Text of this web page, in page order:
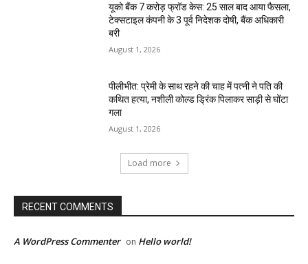
यूको बैंक 7 करोड़ फ्रॉड केस: 25 साल बाद आया फैसला,
टेक्सटाइल कंपनी के 3 पूर्व निदेशक दोषी, बैंक अधिकारी
बरी
August 1, 2026
पीलीभीत: प्रेमी के साथ रहने की चाह में पत्नी ने पति की
कथित हत्या, नशीली कोल्ड ड्रिंक पिलाकर साड़ी से घोंटा
गला
August 1, 2026
Load more
RECENT COMMENTS
A WordPress Commenter on Hello world!